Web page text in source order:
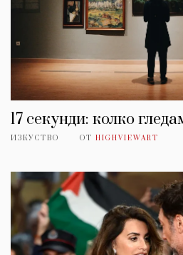
17 секунди: колко
ИЗКУСТВО ОТ HIGHVIEWART